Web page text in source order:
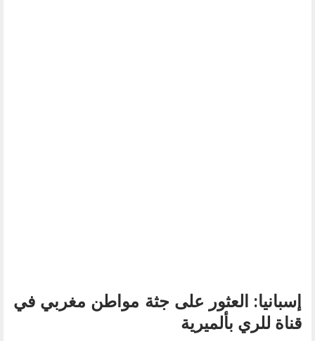
إسبانيا: العثور على جثة مواطن مغربي في
قناة للري بألميرية